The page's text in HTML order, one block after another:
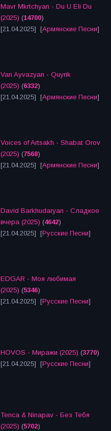
Mavr Mkrtchyan - Du U Eli Du
(2025) (14700)
[21.04.2025] [Армянские Песни]
Van Ayvazyan - Quyrik
(2025) (6332)
[21.04.2025] [Армянские Песни]
Voices of Artsakh - Shabat Orov
(2025) (7568)
[21.04.2025] [Армянские Песни]
David Barkhudaryan - Сладкое
вчера (2025) (4642)
[21.04.2025] [Русские Песни]
EDGAR - Моя любимая
(2025) (5346)
[21.04.2025] [Русские Песни]
HOVOS - Миражи (2025) (3770)
[21.04.2025] [Русские Песни]
Tenca & Ninapav - Без Тебя
(2025) (5702)